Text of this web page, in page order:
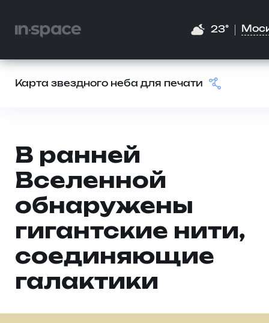
23°
Карта звездного неба для печати
В ранней
Вселенной
обнаружены
гигантские нити,
соединяющие
галактики